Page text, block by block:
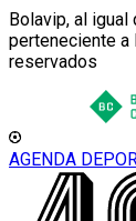
Bolavip, al igual
perteneciente a
reservados
AGENDA